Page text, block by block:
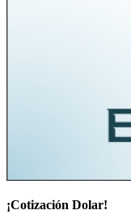
¡Cotización Dolar!